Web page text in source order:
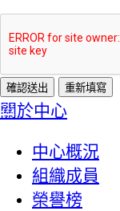
:::
關於中心
中心概況
組織成員
榮譽榜